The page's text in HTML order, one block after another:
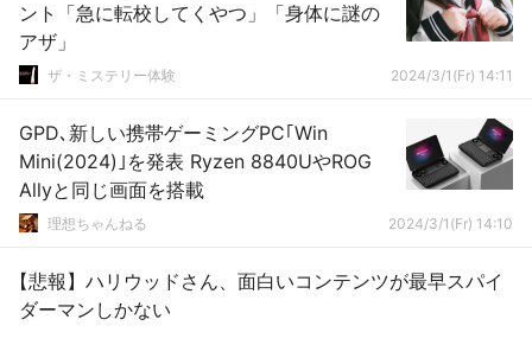
ント「急に転校してくやつ」「身体に謎の
アザ」
ザ・ミステリー体験 2024/3/1(Fr) 14:11
GPD､新しい携帯ゲーミングPC｢Win
Mini(2024)｣を発表 Ryzen 8840UやROG
Allyと同じ画面を搭載
理想ちゃんねる 2024/3/1(Fr) 14:10
【悲報】ハリウッドさん、面白いコンテンツが最早スパイ
ダーマンしかない